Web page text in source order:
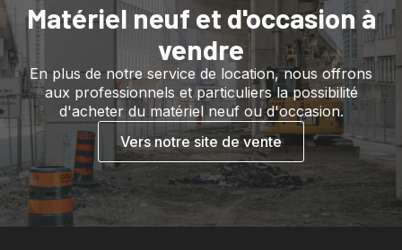
Matériel neuf et d'occasion à
vendre
En plus de notre service de location, nous offrons
aux professionnels et particuliers la possibilité
d'acheter du matériel neuf ou d'occasion.
Vers notre site de vente